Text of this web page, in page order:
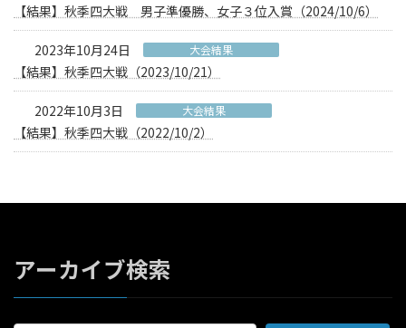
【結果】秋季四大戦 男子準優勝、女子３位入賞（2024/10/6）
2023年10月24日 大会結果
【結果】秋季四大戦（2023/10/21）
2022年10月3日 大会結果
【結果】秋季四大戦（2022/10/2）
アーカイブ検索